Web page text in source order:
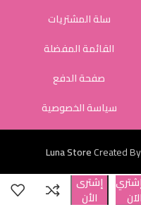
سلة المشتريات
القائمة المفضلة
صفحة الدفع
سياسة الخصوصية
Luna StoreCreated By
الاَن
إشترى
الأن